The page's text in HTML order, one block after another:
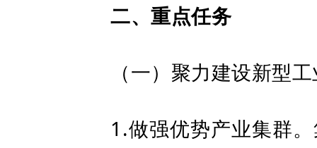
二、重点任务
（一）聚力建设新型
1.做强优势产业集群